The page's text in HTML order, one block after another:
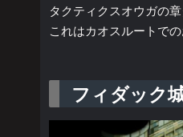
タクティクスオウガの
これはカオスルートでの
フィダック